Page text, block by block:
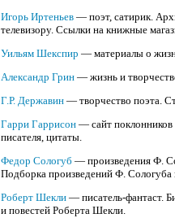
Игорь Иртеньев — поэт, сатирик.
телевизору. Ссылки на книжные
Уильям Шекспир — материалы о
Александр Грин — жизнь и
Г.Р. Державин — творчество поэта.
Гарри Гаррисон — сайт поклонников
писателя, цитаты.
Федор Сологуб — произведения Ф.
Подборка произведений Ф. Сологуба
Роберт Шекли — писатель-фантаст.
и повестей Роберта Шекли.